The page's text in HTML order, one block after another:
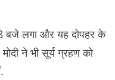
बजे लगा और यह दोपहर के
ने भी सूर्य ग्रहण को